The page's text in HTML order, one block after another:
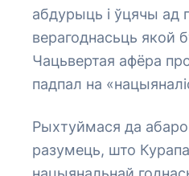
абдурыць і ўцячы
верагоднасьць якой
Чацьвертая афёра
падпал на
Рыхтуймася да
разумець, што